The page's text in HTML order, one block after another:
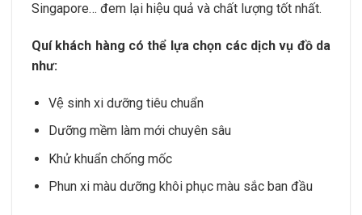
Singapore… đem lại hiệu quả và chất lượng tốt nhất.
Quí khách hàng có thể lựa chọn các dịch vụ đồ da
như:
Vệ sinh xi dưỡng tiêu chuẩn
Dưỡng mềm làm mới chuyên sâu
Khử khuẩn chống mốc
Phun xi màu dưỡng khôi phục màu sắc ban đầu